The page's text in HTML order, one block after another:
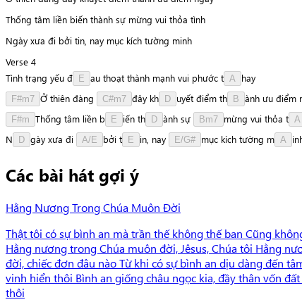
Thống tâm liền biến thành sự mừng vui thỏa tình
Ngày xưa đi bởi tin, nay mục kích tường minh
Verse 4
Tình trạng yếu đ E au thoạt thành mạnh vui phước t A hay
F#m7 Ở thiên đàng C#m7 đây kh D uyết điểm th B ành ưu điểm
F#m Thống tâm liền b E iến th D ành sự Bm7 mừng vui thỏa t A
N
D gày xưa đi A/E bởi t E in nay E/G# mục kích tường m A in
Các bài hát gợi ý
Hằng Nương Trong Chúa Muôn Đời
Thật tôi có sự bình an mà trần thế không thế ban Cũng
Hằng nương trong Chúa muôn đời, Jêsus, Chúa tôi Hằng
đời, chiếc đơn đâu nào Từ khi có sự bình an dịu dàng đến
vinh hiển thôi Bình an giống châu ngọc kia, đầy thân vốn
thôi